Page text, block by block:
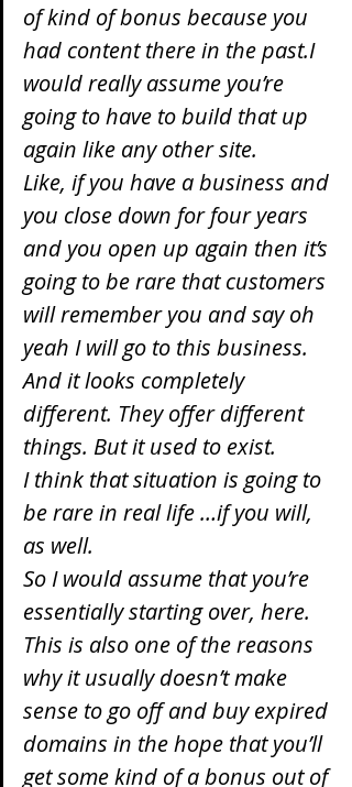
of kind of bonus because you
had content there in the past.I
would really assume you’re
going to have to build that up
again like any other site.
Like, if you have a business and
you close down for four years
and you open up again then it’s
going to be rare that customers
will remember you and say oh
yeah I will go to this business.
And it looks completely
different. They offer different
things. But it used to exist.
I think that situation is going to
be rare in real life …if you will,
as well.
So I would assume that you’re
essentially starting over, here.
This is also one of the reasons
why it usually doesn’t make
sense to go off and buy expired
domains in the hope that you’ll
get some kind of a bonus out of